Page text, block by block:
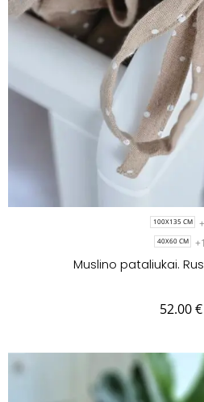
100X135 CM
40X60 CM +1
Muslino pataliukai.
52.00€